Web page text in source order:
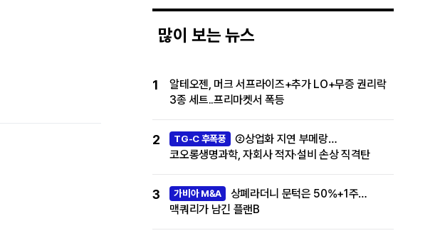
많이 보는 뉴스
1
알테오젠, 머크 서프라이즈+추가 LO+무증 권리락
3종 세트..프리마켓서 폭등
2 TG-C 후폭풍
②상업화 지연 부메랑…
코오롱생명과학, 자회사 적자·설비 손상 직격탄
3 가비아 M&A
상폐라더니 문턱은 50%+1주…
맥쿼리가 남긴 플랜B